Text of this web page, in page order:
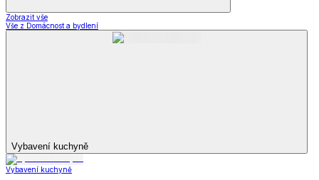
Zobrazit vše
Vše z Domácnost a bydlení
Vybavení kuchyně
Vybavení kuchyně